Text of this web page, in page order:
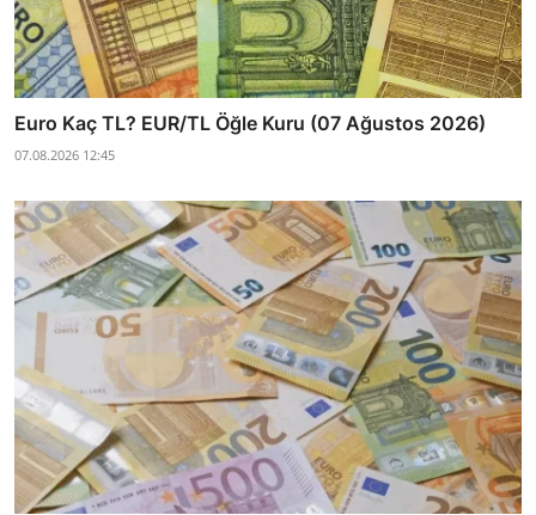
Euro Kaç TL? EUR/TL Öğle Kuru (07 Ağustos 2026)
07.08.2026 12:45